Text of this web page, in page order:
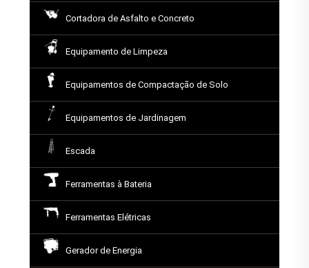
Cortadora de Asfalto e Concreto
Equipamento de Limpeza
Equipamentos de Compactação de Solo
Equipamentos de Jardinagem
Escada
Ferramentas à Bateria
Ferramentas Elétricas
Gerador de Energia